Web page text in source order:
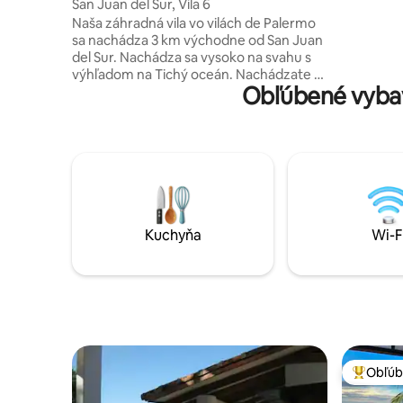
San Juan del Sur, Vila 6
Naša záhradná vila vo vilách de Palermo
sa nachádza 3 km východne od San Juan
del Sur. Nachádza sa vysoko na svahu s
výhľadom na Tichý oceán. Nachádzate sa
3 minúty chôdze od bazéna a
reštaurácie. Majte terasu + trávnatý
bezpečnosťou a bezpečným
parkovaním. Informujte nás pri príchode,
ak budete potrebovať nainštalovanú
nafukovaciu posteľ. Milujeme to a sme si
na
Obľúbené
Kuchyňa Wi-